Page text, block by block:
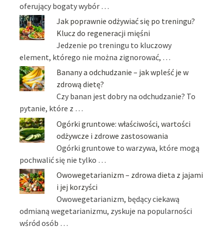
oferujący bogaty wybór …
Jak poprawnie odżywiać się po treningu?
Klucz do regeneracji mięśni
Jedzenie po treningu to kluczowy
element, którego nie można zignorować, …
Banany a odchudzanie – jak wpleść je w
zdrową dietę?
Czy banan jest dobry na odchudzanie? To
pytanie, które z …
Ogórki gruntowe: właściwości, wartości
odżywcze i zdrowe zastosowania
Ogórki gruntowe to warzywa, które mogą
pochwalić się nie tylko …
Owowegetarianizm – zdrowa dieta z jajami
i jej korzyści
Owowegetarianizm, będący ciekawą
odmianą wegetarianizmu, zyskuje na popularności
wśród osób …